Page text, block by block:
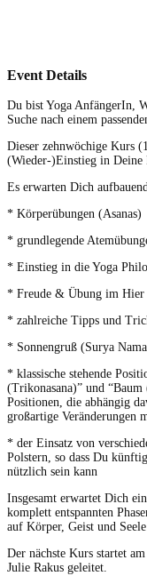
Event Details
Du bist Yoga AnfängerIn,
Suche nach einem
Dieser zehnwöchige Kurs
(Wieder-)Einstieg in Deine
Es erwarten Dich
* Körperübungen (Asanas)
* grundlegende
* Einstieg in die Yoga
* Freude & Übung im Hier
* zahlreiche Tipps und
* Sonnengruß (Surya
* klassische stehende
(Trikonasana)” und “Baum
Positionen, die abhängig
großartige Veränderungen
* der Einsatz von
Polstern, so dass Du
nützlich sein kann
Insgesamt erwartet Dich
komplett entspannten
auf Körper, Geist und
Der nächste Kurs startet
Julie Rakus geleitet.